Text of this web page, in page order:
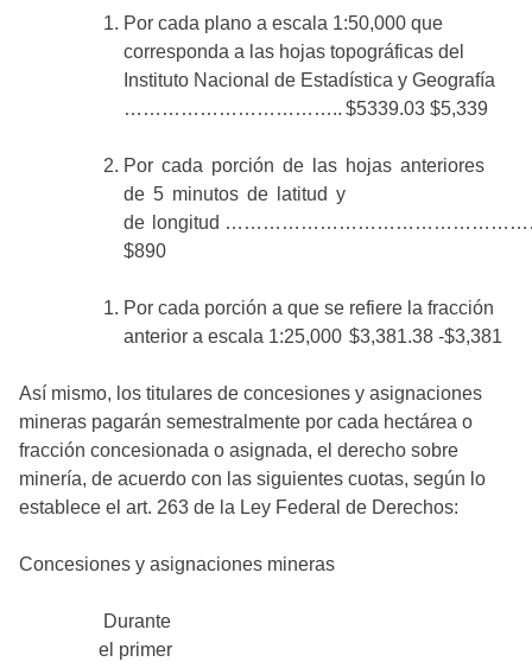
Por cada plano a escala 1:50,000 que
corresponda a las hojas topográficas del
Instituto Nacional de Estadística y Geografía
…………………………….. $5339.03 $5,339
Por cada porción de las hojas anteriores
de 5 minutos de latitud y
de longitud
$890
Por cada porción a que se refiere la fracción
anterior a escala 1:25,000 $3,381.38 -$3,381
Así mismo, los titulares de concesiones y asignaciones
mineras pagarán semestralmente por cada hectárea o
fracción concesionada o asignada, el derecho sobre
minería, de acuerdo con las siguientes cuotas, según lo
establece el art. 263 de la Ley Federal de Derechos:
Concesiones y asignaciones mineras
Durante
el primer